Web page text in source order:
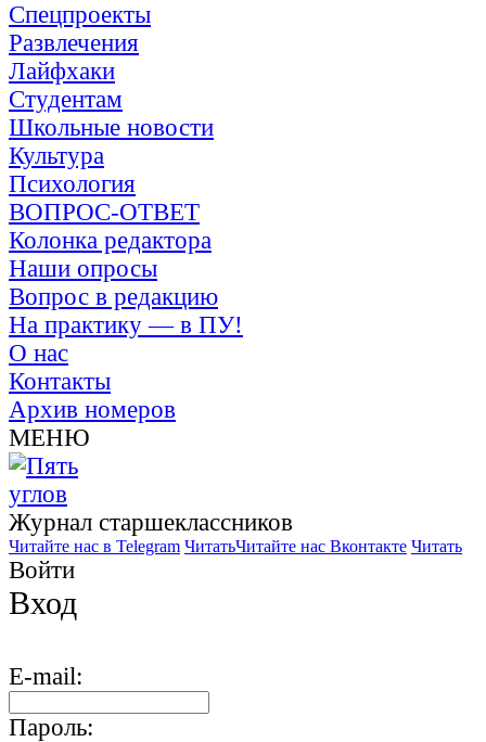
Спецпроекты
Развлечения
Лайфхаки
Студентам
Школьные новости
Культура
Психология
ВОПРОС-ОТВЕТ
Колонка редактора
Наши опросы
Вопрос в редакцию
На практику — в ПУ!
О нас
Контакты
Архив номеров
МЕНЮ
Журнал старшекласcников
Читайте нас в Telegram ЧитатьЧитайте нас Вконтакте Читать
Войти
Вход
E-mail:
Пароль: